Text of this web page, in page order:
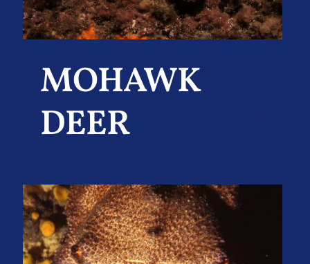
MOHAWK
DEER